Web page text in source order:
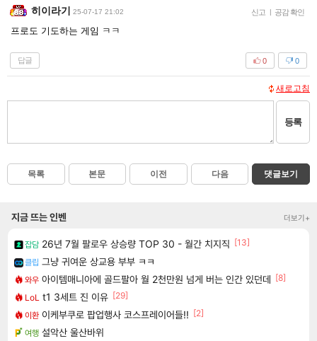
히이라기 25-07-17 21:02 신고 | 공감 확인
프로도 기도하는 게임 ㅋㅋ
답글 0
0
새로고침
등록
목록 본문 이전 다음 댓글보기
지금 뜨는 인벤 더보기+
잡담 26년 7월 팔로우 상승량 TOP 30 - 월간 치지직 [13]
클립 그냥 귀여운 상교용 부부 ㅋㅋ
와우 아이템매니아에 골드팔아 월 2천만원 넘게 버는 인간 있던데 [8]
LoL t1 3세트 진 이유 [29]
이환 이케부쿠로 팝업행사 코스프레이어들!! [2]
여행 설악산 울산바위